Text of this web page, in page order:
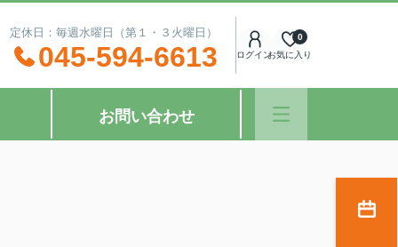
休日：毎週水曜日（第１・３火曜日）
045-594-6613 ログインお気に入り
0
お問い合わせ